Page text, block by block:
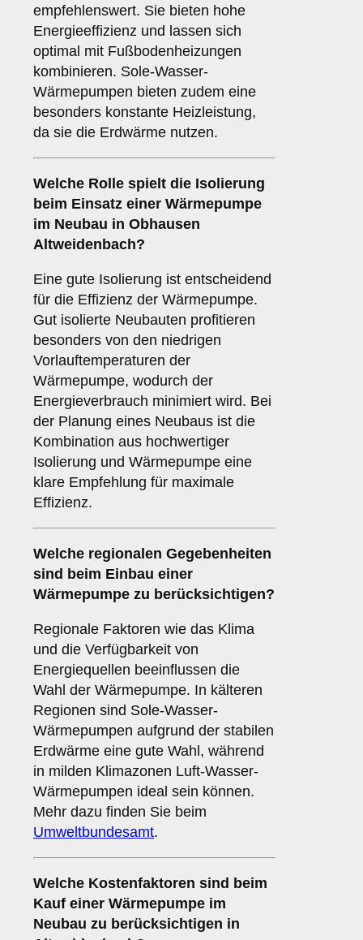
empfehlenswert. Sie bieten hohe
Energieeffizienz und lassen sich
optimal mit Fußbodenheizungen
kombinieren. Sole-Wasser-
Wärmepumpen bieten zudem eine
besonders konstante Heizleistung,
da sie die Erdwärme nutzen.
Welche Rolle spielt die Isolierung
beim Einsatz einer Wärmepumpe
im Neubau in Obhausen
Altweidenbach?
Eine gute Isolierung ist entscheidend
für die Effizienz der Wärmepumpe.
Gut isolierte Neubauten profitieren
besonders von den niedrigen
Vorlauftemperaturen der
Wärmepumpe, wodurch der
Energieverbrauch minimiert wird. Bei
der Planung eines Neubaus ist die
Kombination aus hochwertiger
Isolierung und Wärmepumpe eine
klare Empfehlung für maximale
Effizienz.
Welche regionalen Gegebenheiten
sind beim Einbau einer
Wärmepumpe zu berücksichtigen?
Regionale Faktoren wie das Klima
und die Verfügbarkeit von
Energiequellen beeinflussen die
Wahl der Wärmepumpe. In kälteren
Regionen sind Sole-Wasser-
Wärmepumpen aufgrund der stabilen
Erdwärme eine gute Wahl, während
in milden Klimazonen Luft-Wasser-
Wärmepumpen ideal sein können.
Mehr dazu finden Sie beim
Umweltbundesamt.
Welche Kostenfaktoren sind beim
Kauf einer Wärmepumpe im
Neubau zu berücksichtigen in